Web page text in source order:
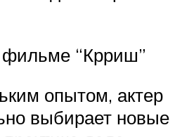
“Крриш”
опытом, актер
выбирает новые